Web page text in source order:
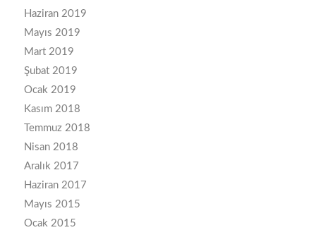
Haziran 2019
Mayıs 2019
Mart 2019
Şubat 2019
Ocak 2019
Kasım 2018
Temmuz 2018
Nisan 2018
Aralık 2017
Haziran 2017
Mayıs 2015
Ocak 2015